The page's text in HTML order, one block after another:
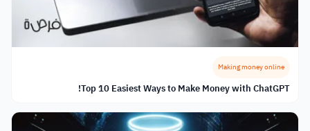
Making money online
Top 10 Easiest Ways to Make Money with ChatGPT!